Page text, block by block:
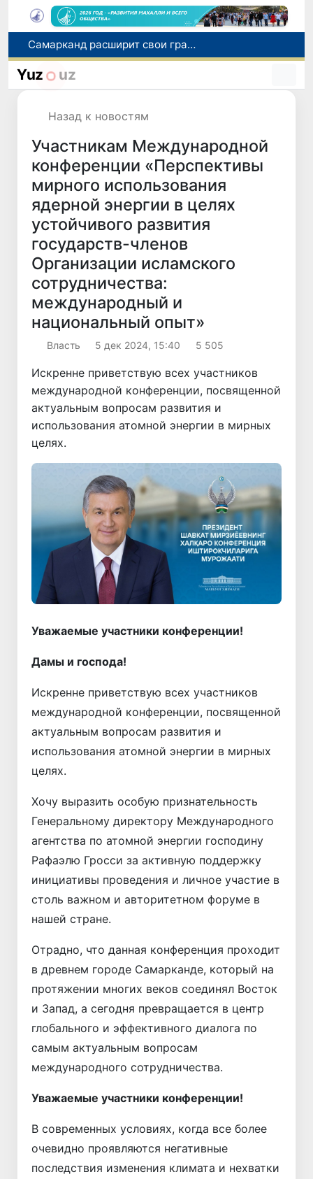
Самарканд расширит свои границы и приблизится к статусу города-миллионника
С 1 сентября пассажиры должны будут оплачивать проезд сразу при посадке в автобус
Yuz uz
Назад к новостям
Участникам Международной
конференции «Перспективы
мирного использования
ядерной энергии в целях
устойчивого развития
государств-членов
Организации исламского
сотрудничества:
международный и
национальный опыт»
Власть 5 дек 2024, 15:40 5 505
Искренне приветствую всех участников
международной конференции, посвященной
актуальным вопросам развития и
использования атомной энергии в мирных
целях.
Уважаемые участники конференции!
Дамы и господа!
Искренне приветствую всех участников
международной конференции, посвященной
актуальным вопросам развития и
использования атомной энергии в мирных
целях.
Хочу выразить особую признательность
Генеральному директору Международного
агентства по атомной энергии господину
Рафаэлю Гросси за активную поддержку
инициативы проведения и личное участие в
столь важном и авторитетном форуме в
нашей стране.
Отрадно, что данная конференция проходит
в древнем городе Самарканде, который на
протяжении многих веков соединял Восток
и Запад, а сегодня превращается в центр
глобального и эффективного диалога по
самым актуальным вопросам
международного сотрудничества.
Уважаемые участники конференции!
В современных условиях, когда все более
очевидно проявляются негативные
последствия изменения климата и нехватки